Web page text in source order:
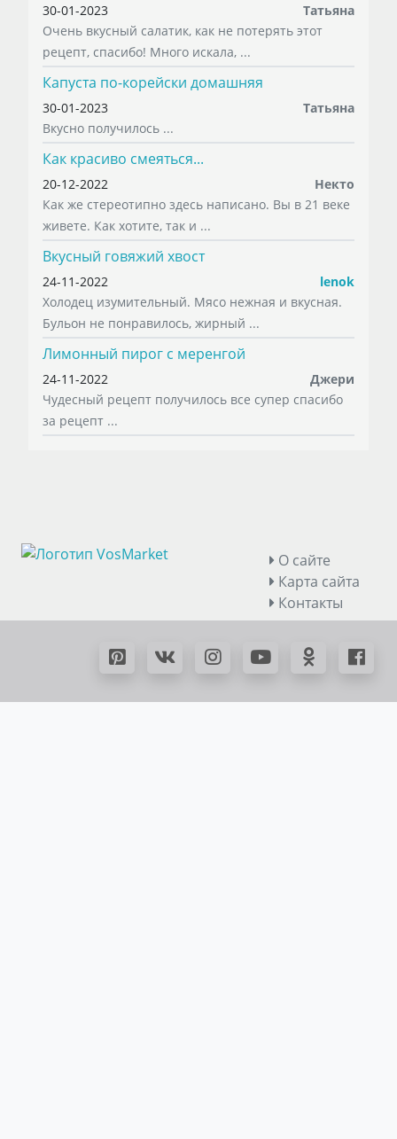
30-01-2023
Татьяна
Очень вкусный салатик, как не потерять этот
рецепт, спасибо! Много искала, ...
Капуста по-корейски домашняя
30-01-2023
Татьяна
Вкусно получилось ...
Как красиво смеяться...
20-12-2022
Некто
Как же стереотипно здесь написано. Вы в 21 веке
живете. Как хотите, так и ...
Вкусный говяжий хвост
24-11-2022
lenok
Холодец изумительный. Мясо нежная и вкусная.
Бульон не понравилось, жирный ...
Лимонный пирог с меренгой
24-11-2022
Джери
Чудесный рецепт получилось все супер спасибо
за рецепт ...
О сайте
Карта сайта
Контакты